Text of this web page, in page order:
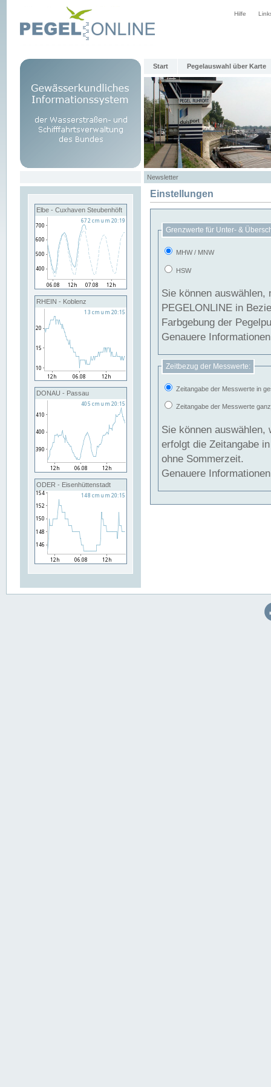
Hilfe
Start Pegelauswahl über Karte
Newsletter
Elbe - Cuxhaven Steubenhöft
RHEIN - Koblenz
DONAU - Passau
ODER - Eisenhüttenstadt
Einstellungen
Grenzwerte für Unter- &
MHW / MNW
HSW
Sie können
PEGELONLINE in Beziehung
Farbgebung der
Genauere
Zeitbezug der Messwerte:
Zeitangabe der Messwerte in
Zeitangabe der Messwerte
Sie können auswählen,
erfolgt die Zeitangabe
ohne Sommerzeit.
Genauere